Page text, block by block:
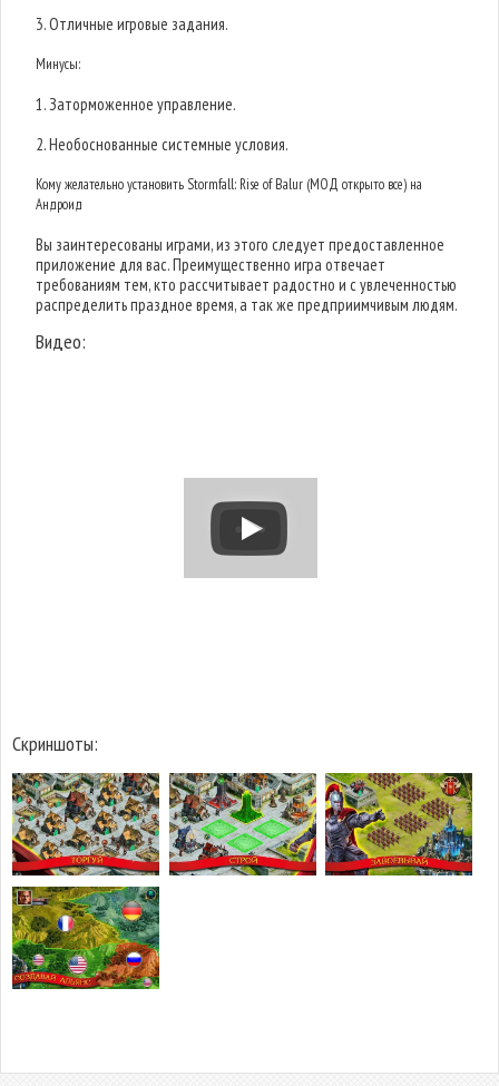
3. Отличные игровые задания.
Минусы:
1. Заторможенное управление.
2. Необоснованные системные условия.
Кому желательно установить Stormfall: Rise of Balur (МОД открыто все) на
Андроид
Вы заинтересованы играми, из этого следует предоставленное
приложение для вас. Преимущественно игра отвечает
требованиям тем, кто рассчитывает радостно и с увлеченностью
распределить праздное время, а так же предприимчивым людям.
Видео:
Скриншоты: